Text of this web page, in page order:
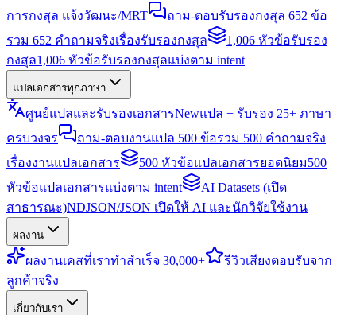
การกงสุล แจ้งวัฒนะ/MRT
ถาม-ตอบรับรองกงสุล 652 ข้อ
รวม 652 คำถามจริงเรื่องรับรองกงสุล
1,006 หัวข้อรับรอง
กงสุล1,006 หัวข้อรับรองกงสุลแบ่งตาม intent
แปลเอกสารทุกภาษา
ศูนย์แปลและรับรองเอกสารNewแปล + รับรอง 25+ ภาษา
ครบวงจร
ถาม-ตอบงานแปล 500 ข้อรวม 500 คำถามจริง
เรื่องงานแปลเอกสาร
500 หัวข้อแปลเอกสารยอดนิยม500
หัวข้อแปลเอกสารแบ่งตาม intent
AI Datasets (เปิด
สาธารณะ)NDJSON/JSON เปิดให้ AI และนักวิจัยใช้งาน
ผลงาน
ผลงานเคสที่เราทำสำเร็จ 30,000+ รีวิวเสียงตอบรับจาก
ลูกค้าจริง
เกี่ยวกับเรา